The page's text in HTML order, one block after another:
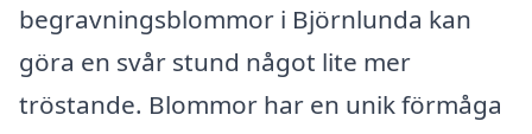
begravningsblommor i Björnlunda kan
göra en svår stund något lite mer
tröstande. Blommor har en unik förmåga